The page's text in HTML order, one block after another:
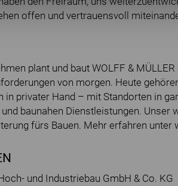
offen und vertrauensvoll
plant und baut WOLFF &
von morgen. Heute
in privater Hand – mit Standorten in
baunahen Dienstleistungen. Unser
fürs Bauen. Mehr erfahren unter
und Industriebau GmbH & Co. KG